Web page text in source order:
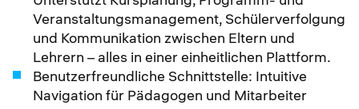
Veranstaltungsmanagement, Schülerverfolgung
und Kommunikation zwischen Eltern und
Lehrern – alles in einer einheitlichen Plattform.
Benutzerfreundliche Schnittstelle: Intuitive
Navigation für Pädagogen und Mitarbeiter